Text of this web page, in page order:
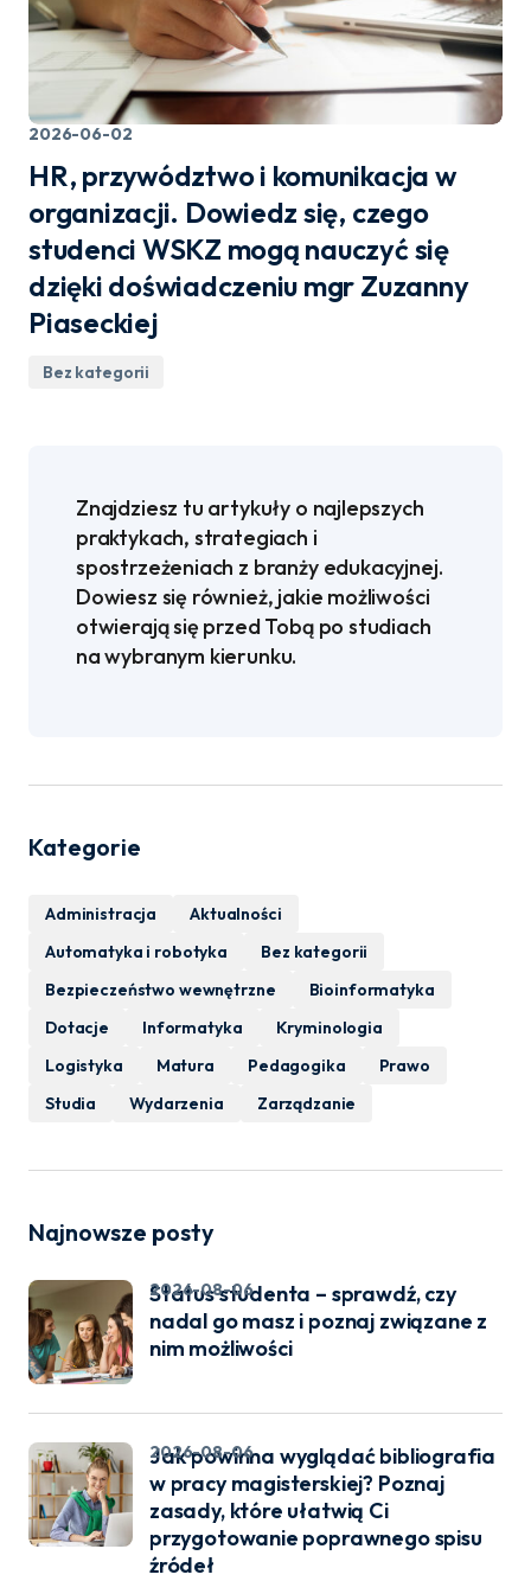
2026-06-02
HR, przywództwo i komunikacja w
organizacji. Dowiedz się, czego
studenci WSKZ mogą nauczyć się
dzięki doświadczeniu mgr Zuzanny
Piaseckiej
Bez kategorii
Znajdziesz tu artykuły o najlepszych
praktykach, strategiach i
spostrzeżeniach z branży edukacyjnej.
Dowiesz się również, jakie możliwości
otwierają się przed Tobą po studiach
na wybranym kierunku.
Kategorie
Administracja
Aktualności
Automatyka i robotyka
Bez kategorii
Bezpieczeństwo wewnętrzne
Bioinformatyka
Dotacje
Informatyka
Kryminologia
Logistyka
Matura Pedagogika
Prawo
Studia
Wydarzenia Zarządzanie
Najnowsze posty
Status studenta – sprawdź, czy
nadal go masz i poznaj związane z
nim możliwości
2026-08-06
Jak powinna wyglądać bibliografia
w pracy magisterskiej? Poznaj
zasady, które ułatwią Ci
przygotowanie poprawnego spisu
źródeł
2026-08-06